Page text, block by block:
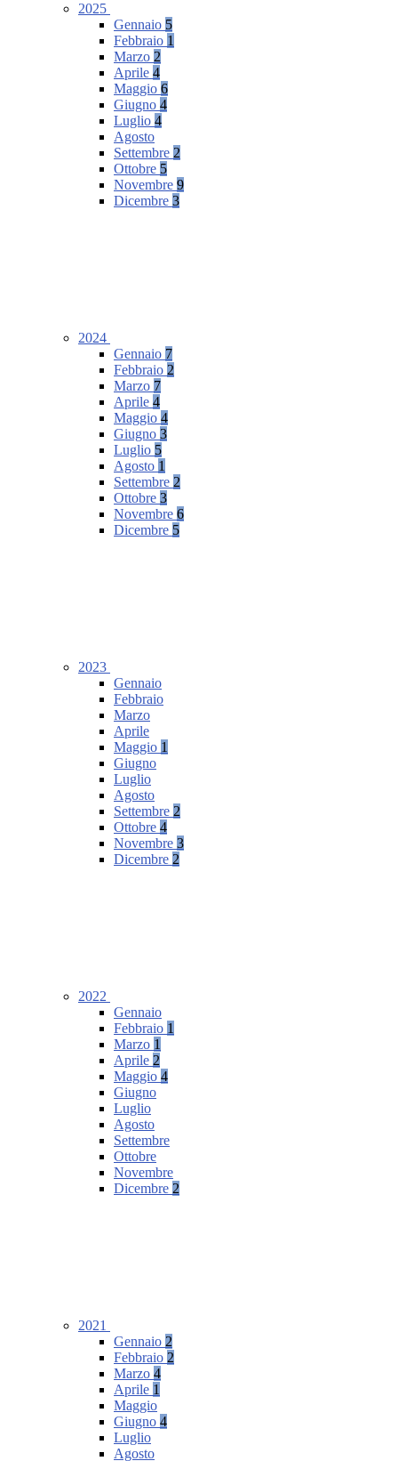
2025
Gennaio 5
Febbraio 1
Marzo 2
Aprile 4
Maggio 6
Giugno 4
Luglio 4
Agosto
Settembre 2
Ottobre 5
Novembre 9
Dicembre 3
2024
Gennaio 7
Febbraio 2
Marzo 7
Aprile 4
Maggio 4
Giugno 3
Luglio 5
Agosto 1
Settembre 2
Ottobre 3
Novembre 6
Dicembre 5
2023
Gennaio
Febbraio
Marzo
Aprile
Maggio 1
Giugno
Luglio
Agosto
Settembre 2
Ottobre 4
Novembre 3
Dicembre 2
2022
Gennaio
Febbraio 1
Marzo 1
Aprile 2
Maggio 4
Giugno
Luglio
Agosto
Settembre
Ottobre
Novembre
Dicembre 2
2021
Gennaio 2
Febbraio 2
Marzo 4
Aprile 1
Maggio
Giugno 4
Luglio
Agosto